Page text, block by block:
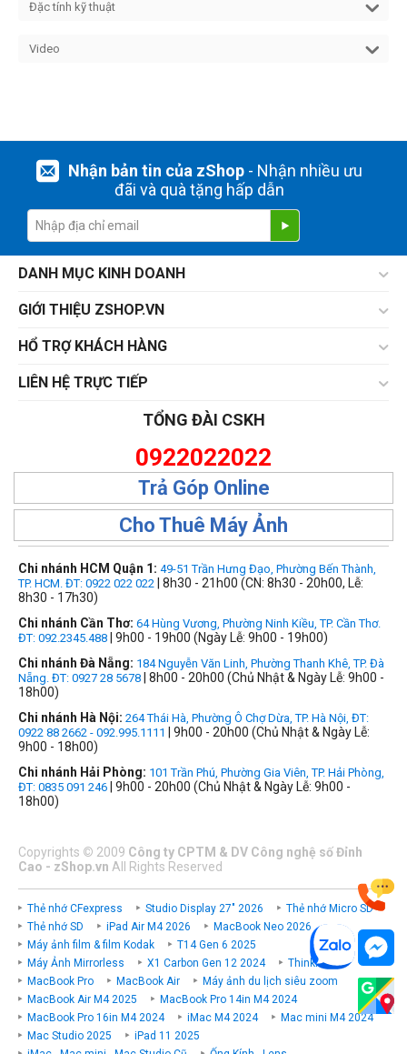
Đặc tính kỹ thuật
Video
Nhận bản tin của zShop- Nhận nhiều ưu
đãi và quà tặng hấp dẫn
DANH MỤC KINH DOANH
GIỚI THIỆU ZSHOP.VN
HỔ TRỢ KHÁCH HÀNG
LIÊN HỆ TRỰC TIẾP
TỔNG ĐÀI CSKH
0922022022
Trả Góp Online
Cho Thuê Máy Ảnh
Chi nhánh HCM Quận 1: 49-51 Trần Hưng Đạo, Phường Bến Thành,
TP. HCM. ĐT: 0922 022 022 | 8h30 - 21h00 (CN: 8h30 - 20h00, Lễ:
8h30 - 17h30)
Chi nhánh Cần Thơ: 64 Hùng Vương, Phường Ninh Kiều, TP. Cần Thơ.
ĐT: 092.2345.488 | 9h00 - 19h00 (Ngày Lễ: 9h00 - 19h00)
Chi nhánh Đà Nẵng: 184 Nguyễn Văn Linh, Phường Thanh Khê, TP. Đà
Nẵng. ĐT: 0927 28 5678 | 8h00 - 20h00 (Chủ Nhật & Ngày Lễ: 9h00 -
18h00)
Chi nhánh Hà Nội: 264 Thái Hà, Phường Ô Chợ Dừa, TP. Hà Nội, ĐT:
0922 88 2662 - 092.995.1111
| 9h00 - 20h00 (Chủ Nhật & Ngày Lễ:
9h00 - 18h00)
Chi nhánh Hải Phòng: 101 Trần Phú, Phường Gia Viên, TP. Hải Phòng,
ĐT: 0835 091 246 | 9h00 - 20h00 (Chủ Nhật & Ngày Lễ: 9h00 -
18h00)
Copyrights © 2009 Công ty CPTM & DV Công nghệ số Đỉnh
Cao - zShop.vn All Rights Reserved
Thẻ nhớ CFexpress Studio Display 27" 2026
Thẻ nhớ Micro SD
Thẻ nhớ SD
iPad Air M4 2026
MacBook Neo 2026
Máy ảnh film & film Kodak
T14 Gen 6 2025
Máy Ảnh Mirrorless
X1 Carbon Gen 12 2024
ThinkPad P
MacBook Pro
MacBook Air
Máy ảnh du lịch siêu zoom
MacBook Air M4 2025
MacBook Pro 14in M4 2024
MacBook Pro 16in M4 2024
iMac M4 2024
Mac mini M4 2024
Mac Studio 2025
iPad 11 2025